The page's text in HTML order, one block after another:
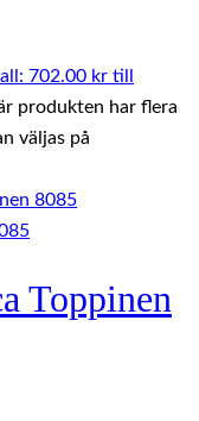
702.00 kr till
produkten har flera
väljas på
Toppinen